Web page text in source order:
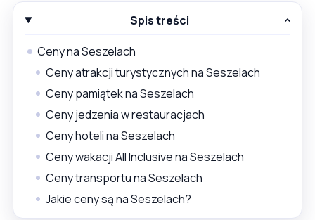
Spis treści
Ceny na Seszelach
Ceny atrakcji turystycznych na Seszelach
Ceny pamiątek na Seszelach
Ceny jedzenia w restauracjach
Ceny hoteli na Seszelach
Ceny wakacji All Inclusive na Seszelach
Ceny transportu na Seszelach
Jakie ceny są na Seszelach?